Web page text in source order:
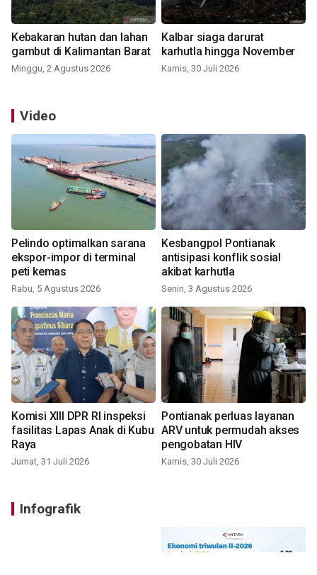
Kebakaran hutan dan lahan
gambut di Kalimantan Barat
Minggu, 2 Agustus 2026
Kalbar siaga darurat
karhutla hingga November
Kamis, 30 Juli 2026
Video
Pelindo optimalkan sarana
ekspor-impor di terminal
peti kemas
Rabu, 5 Agustus 2026
Kesbangpol Pontianak
antisipasi konflik sosial
akibat karhutla
Senin, 3 Agustus 2026
Komisi XIII DPR RI inspeksi
fasilitas Lapas Anak di Kubu
Raya
Jumat, 31 Juli 2026
Pontianak perluas layanan
ARV untuk permudah akses
pengobatan HIV
Kamis, 30 Juli 2026
Infografik